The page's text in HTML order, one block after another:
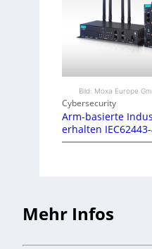
Bild: Moxa Europe
Cybersecurity
Arm-basierte
erhalten
Mehr Infos